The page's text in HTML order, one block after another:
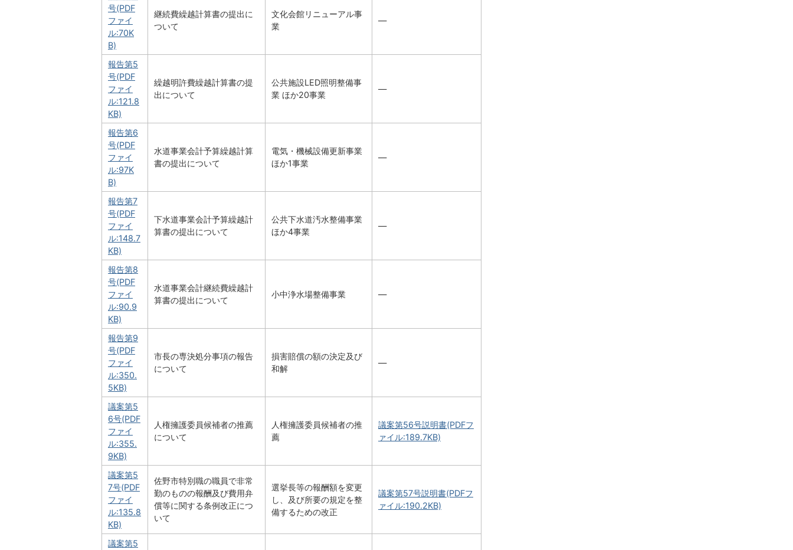
号(PDF
ファイ
ル:70K
B)
継続費繰越計算書の提出に
ついて
文化会館リニューアル事
業
―
報告第5
号(PDF
ファイ
ル:121.8
KB)
繰越明許費繰越計算書の提
出について
公共施設LED照明整備事
業 ほか20事業
―
報告第6
号(PDF
ファイ
ル:97K
B)
水道事業会計予算繰越計算
書の提出について
電気・機械設備更新事業
ほか1事業
―
報告第7
号(PDF
ファイ
ル:148.7
KB)
下水道事業会計予算繰越計
算書の提出について
公共下水道汚水整備事業
ほか4事業
―
報告第8
号(PDF
ファイ
ル:90.9
KB)
水道事業会計継続費繰越計
算書の提出について
小中浄水場整備事業 ―
報告第9
号(PDF
ファイ
ル:350.
5KB)
市長の専決処分事項の報告
について
損害賠償の額の決定及び
和解
―
議案第5
6号(PDF
ファイ
ル:355.
9KB)
人権擁護委員候補者の推薦
について
人権擁護委員候補者の推
薦
議案第56号説明書(PDFフ
ァイル:189.7KB)
議案第5
7号(PDF
ファイ
ル:135.8
KB)
佐野市特別職の職員で非常
勤のものの報酬及び費用弁
償等に関する条例改正につ
いて
選挙長等の報酬額を変更
し、及び所要の規定を整
備するための改正
議案第57号説明書(PDFフ
ァイル:190.2KB)
議案第5